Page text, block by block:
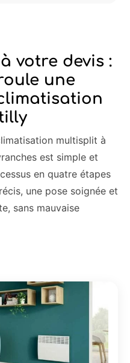
votre devis :
une
multisplit à
est simple et
en quatre étapes
une pose soignée et
sans mauvaise